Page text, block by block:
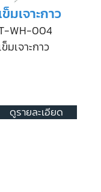
ข็มเจาะกาว
WH-004
ข็มเจาะกาว
ดูรายละเอียด